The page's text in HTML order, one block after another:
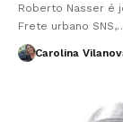
Roberto Nasser é
Frete urbano
Carolina